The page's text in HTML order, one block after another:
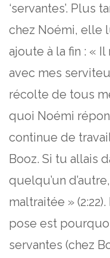
‘servantes’. Plus
chez Noémi, elle
ajoute à la fin : « Il
avec mes
récolte de tous
quoi Noémi
continue de
Booz. Si tu allais
quelqu’un
maltraitée »
pose est
servantes (chez